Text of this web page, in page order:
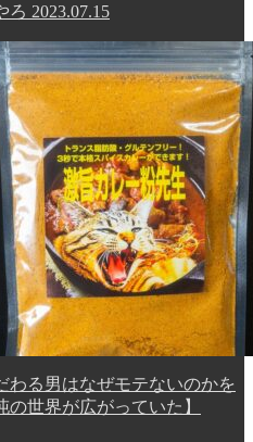
ろ 2023.07.15
わる男はなぜモテないのかを
世界が広がっていた】